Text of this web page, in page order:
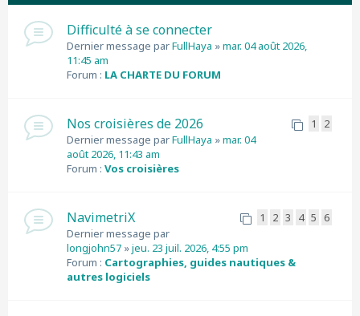
Difficulté à se connecter
Dernier message parFullHaya »mar. 04 août 2026,
11:45 am
Forum : LA CHARTE DU FORUM
Nos croisières de 2026 1
2
Dernier message parFullHaya »mar. 04
août 2026, 11:43 am
Forum : Vos croisières
NavimetriX 1 2 3 4 5
6
Dernier message par
longjohn57 »jeu. 23 juil. 2026, 4:55 pm
Forum : Cartographies, guides nautiques &
autres logiciels